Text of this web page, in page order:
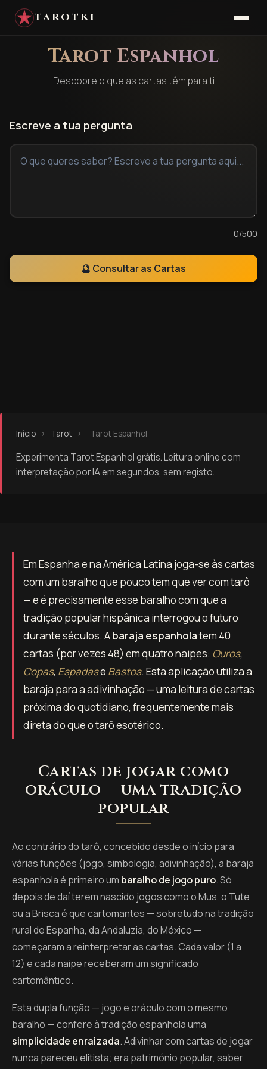
TAROTKI
Tarot Espanhol
Descobre o que as cartas têm para ti
Escreve a tua pergunta
0/500
🔮 Consultar as Cartas
Início › Tarot › Tarot Espanhol
Experimenta Tarot Espanhol grátis. Leitura online com
interpretação por IA em segundos, sem registo.
Em Espanha e na América Latina joga-se às cartas
com um baralho que pouco tem que ver com tarô
— e é precisamente esse baralho com que a
tradição popular hispânica interrogou o futuro
durante séculos. Abaraja espanholatem 40
cartas (por vezes 48) em quatro naipes: Ouros,
Copas, Espadase Bastos. Esta aplicação utiliza a
baraja para a adivinhação — uma leitura de cartas
próxima do quotidiano, frequentemente mais
direta do que o tarô esotérico.
Cartas de jogar como
oráculo — uma tradição
popular
Ao contrário do tarô, concebido desde o início para
várias funções (jogo, simbologia, adivinhação), a baraja
espanhola é primeiro um baralho de jogo puro. Só
depois de daí terem nascido jogos como o Mus, o Tute
ou a Brisca é que cartomantes — sobretudo na tradição
rural de Espanha, da Andaluzia, do México —
começaram a reinterpretar as cartas. Cada valor (1 a
12) e cada naipe receberam um significado
cartomântico.
Esta dupla função — jogo e oráculo com o mesmo
baralho — confere à tradição espanhola uma
simplicidade enraizada. Adivinhar com cartas de jogar
nunca pareceu elitista; era património popular, saber